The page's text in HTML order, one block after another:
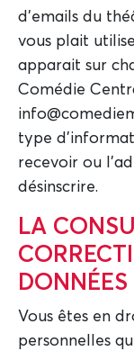
d'emails du
vous plait
apparait sur
Comédie
type
recevoir ou
désinscrire.
LA
Vous êtes en
personnelles